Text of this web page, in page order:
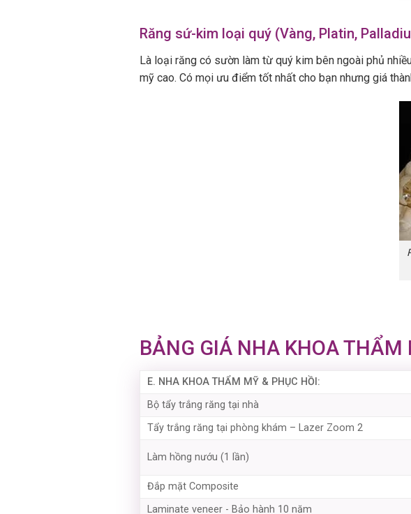
Răng sứ-kim loại quý (Vàng, Platin,
Là loại răng có sườn làm từ quý kim bên ngoài phủ
mỹ cao. Có mọi ưu điểm tốt nhất cho bạn nhưng giá
BẢNG GIÁ NHA KHOA THẨM
E. NHA KHOA THẨM MỸ & PHỤC HỒI:
Bộ tẩy trắng răng tại nhà
Tẩy trắng răng tại phòng khám – Lazer Zoom 2
Làm hồng nướu (1 lần)
Đắp mặt Composite
Laminate veneer - Bảo hành 10 năm